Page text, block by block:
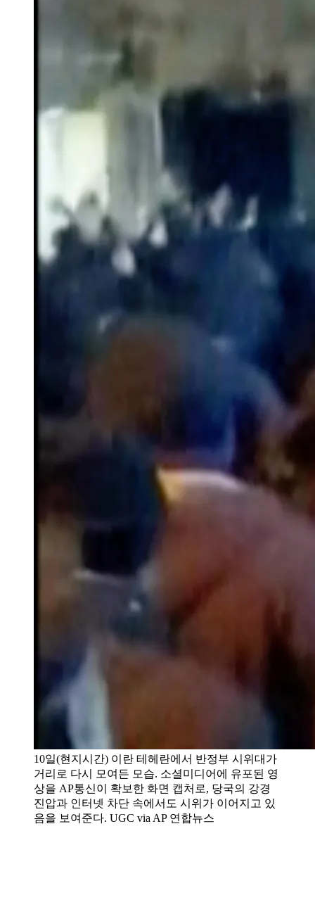
10일(현지시간) 이란 테헤란에서 반정부 시위대가
거리로 다시 모여든 모습. 소셜미디어에 유포된 영
상을 AP통신이 확보한 화면 캡처로, 당국의 강경
진압과 인터넷 차단 속에서도 시위가 이어지고 있
음을 보여준다. UGC via AP 연합뉴스